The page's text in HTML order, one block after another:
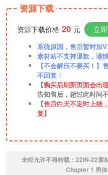
资源下载
资源下载价格 20 元 立
系统原因，售后暂时加
素材站不支持退款，谨
【不会解压不要买！】
不回复！
【购买后刷新页面会出
告知售后，超过此时间
【售后白天不定时上线
复】
未经允许不得转载： 22IN-22素
Chapter 1 男